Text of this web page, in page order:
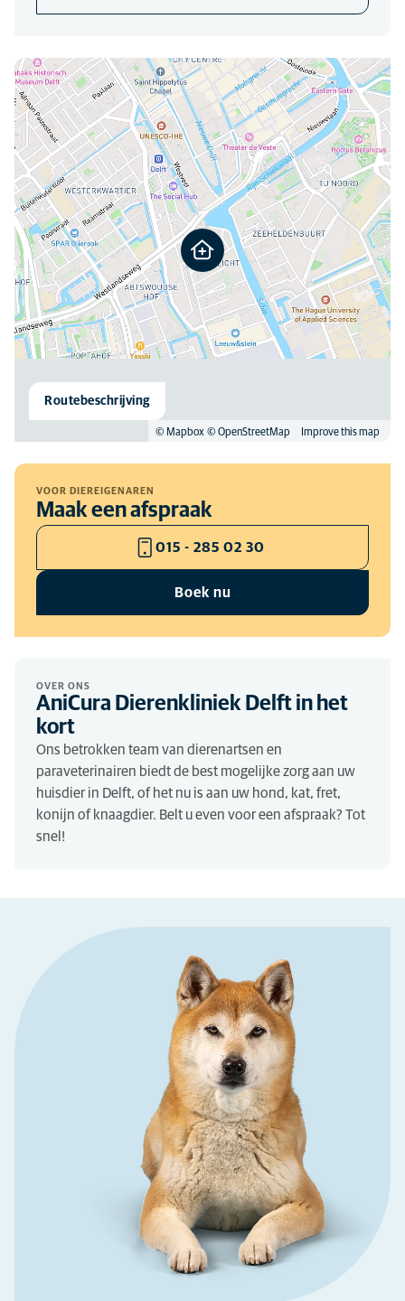
U kunt ons hier vinden
© Mapbox © OpenStreetMap Improve this map
Routebeschrijving
VOOR DIEREIGENAREN
Maak een afspraak
015 - 285 02 30
Boek nu
OVER ONS
AniCura Dierenkliniek Delft in het
kort
Ons betrokken team van dierenartsen en
paraveterinairen biedt de best mogelijke zorg aan uw
huisdier in Delft, of het nu is aan uw hond, kat, fret,
konijn of knaagdier. Belt u even voor een afspraak? Tot
snel!